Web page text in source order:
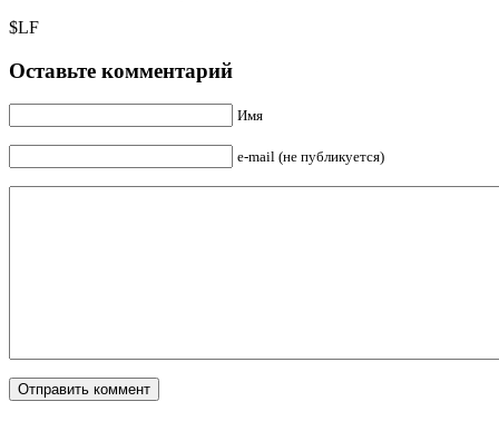
$LF
Оставьте комментарий
Имя
e-mail (не публикуется)